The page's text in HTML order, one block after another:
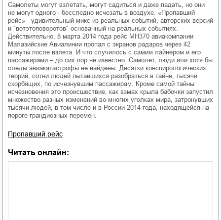
Самолеты могут взлетать, могут садиться и даже падать, но они
не могут одного - бесследно исчезать в воздухе. «Пропавший
рейс» - удивительный микс из реальных событий, авторских версий
и "вотэтоповоротов" основанный на реальных событиях.
Действительно, 8 марта 2014 года рейс MH370 авиакомпании
Малазийские Авиалинии пропал с экранов радаров через 42
минуты после взлета. И что случилось с самим лайнером и его
пассажирами – до сих пор не известно. Самолет, люди или хотя бы
следы авиакатастрофы не найдены. Десятки конспирологических
теорий, сотни людей пытавшихся разобраться в тайне, тысячи
скорбящих, по исчезнувшим пассажирам. Кроме самой тайны
исчезновения это происшествие, как взмах крыла бабочки запустил
множество разных изменений во многих уголках мира, затронувших
тысячи людей, в том числе и в России 2014 года, находящейся на
пороге грандиозных перемен.
Пропавший рейс
Читать онлайн: